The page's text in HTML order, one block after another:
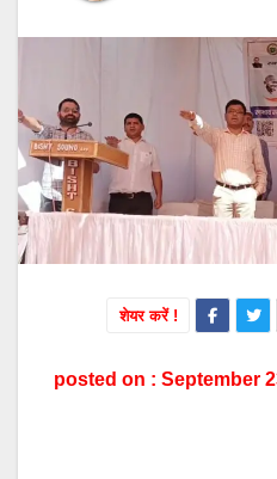
शेयर करें !
posted on : September